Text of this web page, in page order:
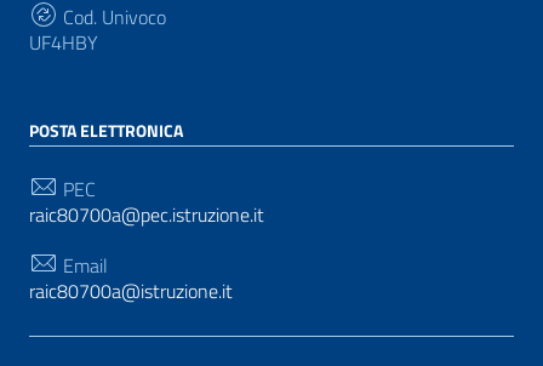
Cod. Univoco
UF4HBY
POSTA ELETTRONICA
PEC
raic80700a@pec.istruzione.it
Email
raic80700a@istruzione.it